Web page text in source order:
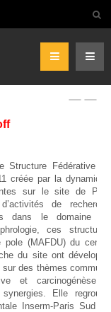
Fédérative de
créée par la dynamique
sur le site de Paul
de recherche
dans le domaine de
ces structures
(MAFDU) du centre
du site ont développé
des thèmes communs
et carcinogénèse »
Elle regroupe
Inserm-Paris Sud du